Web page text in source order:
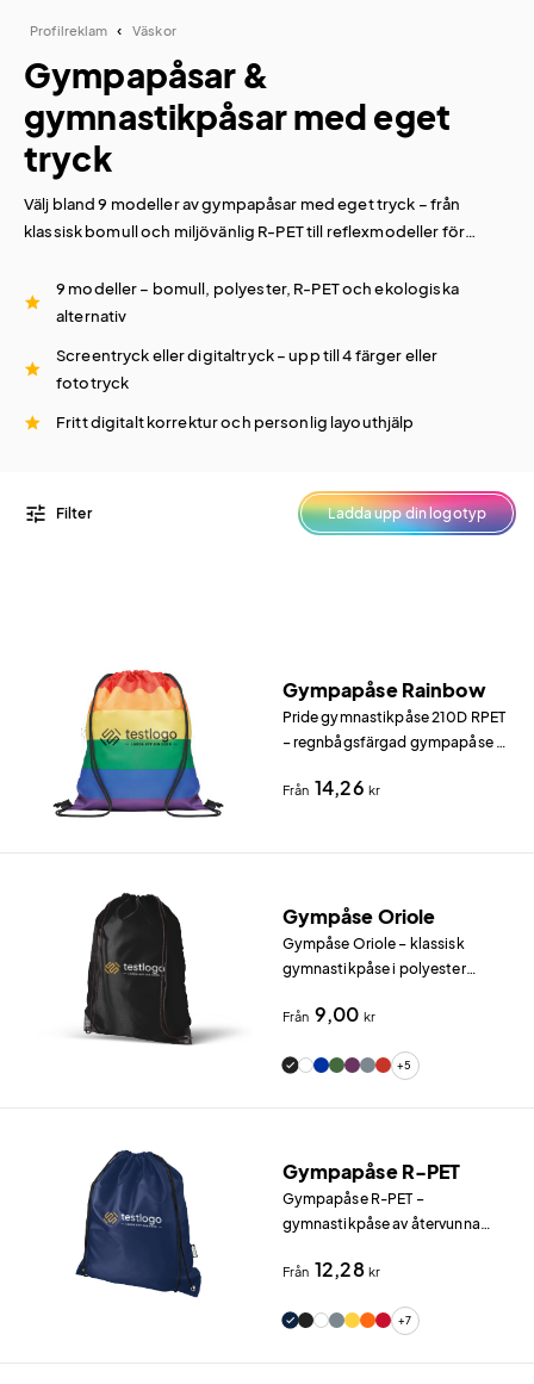
Profilreklam Väskor
Gympapåsar &
gymnastikpåsar med eget
tryck
Välj bland 9 modeller av gympapåsar med eget tryck – från
klassisk bomull och miljövänlig R-PET till reflexmodeller för
upp till 4 färger eller digitaltryck. Beställ redan från 50 st och
designa enkelt i vårt logoverktyg.
9 modeller – bomull, polyester, R-PET och ekologiska
alternativ
Screentryck eller digitaltryck – upp till 4 färger eller
fototryck
Fritt digitalt korrektur och personlig layouthjälp
tune Filter Ladda upp din logotyp
Gympapåse Rainbow
Pride gymnastikpåse 210D RPET
– regnbågsfärgad gympapåse i
tillverkad av 210D RPET
Från 14,26 kr
Gympåse Oriole
Gympåse Oriole – klassisk
gymnastikpåse i polyester
populära gymnastikpåse tack
och den smidiga designen.
Från 9,00 kr
+5
Gympapåse R-PET
Gympapåse R-PET –
gymnastikpåse av återvunna
är en miljömedveten
från återvunna PET-flaskor.
Från 12,28 kr
+7